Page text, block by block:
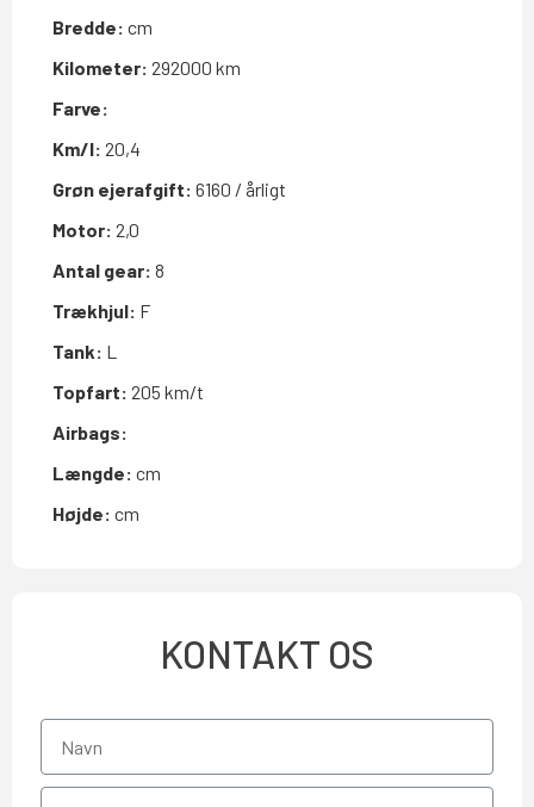
Bredde: cm
Kilometer: 292000 km
Farve:
Km/l: 20,4
Grøn ejerafgift: 6160 / årligt
Motor: 2,0
Antal gear: 8
Trækhjul: F
Tank: L
Topfart: 205 km/t
Airbags:
Længde: cm
Højde: cm
KONTAKT OS